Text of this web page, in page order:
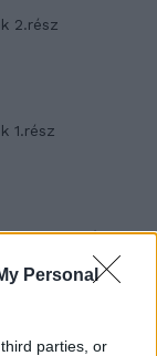
Personal
parties, or
2.rész
1.rész